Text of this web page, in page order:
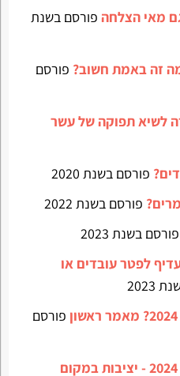
מאי הצלחהפורסם בשנת
זה באמת חשוב? פורסם
לשיא תפוקה של עשר
פורסם בשנת 2020
פורסם בשנת 2022
פורסם בשנת 2023
לפטר עובדים או
פורסם
מה חשוב לעובדים בשנת 2024 - יציבות במקום